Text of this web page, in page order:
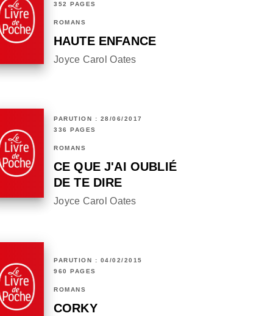
352 PAGES
ROMANS
HAUTE ENFANCE
Joyce Carol Oates
PARUTION : 28/06/2017
336 PAGES
ROMANS
CE QUE J'AI OUBLIÉ
DE TE DIRE
Joyce Carol Oates
PARUTION : 04/02/2015
960 PAGES
ROMANS
CORKY